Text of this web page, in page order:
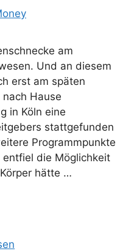
am
Und an diesem
erst am späten
Hause
in Köln eine
stattgefunden
Programmpunkte
die Möglichkeit
hätte …